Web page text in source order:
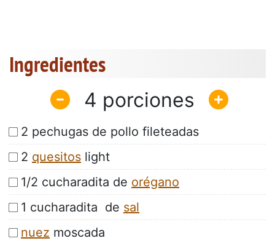
Ingredientes
4
2 pechugas de pollo fileteadas
2 quesitos light
1/2 cucharadita de orégano
1 cucharadita de sal
nuez moscada